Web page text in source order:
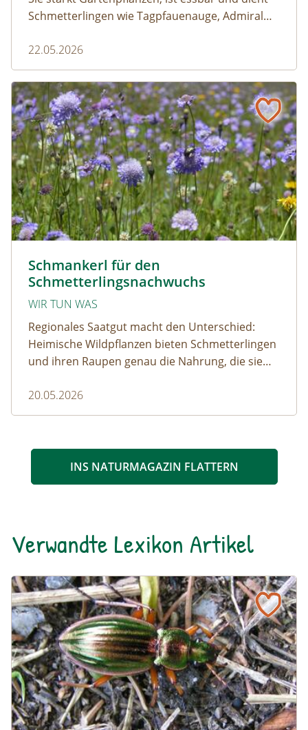
Schmetterlingen wie Tagpfauenauge, Admiral
Wer sie im Garten stehen lässt, fördert die
Artenvielfalt.
22.05.2026
Schmankerl für den
Schmetterlingsnachwuchs
WIR TUN WAS
Regionales Saatgut macht den Unterschied:
Heimische Wildpflanzen bieten Schmetterlingen
und ihren Raupen genau die Nahrung, die sie
Lebensräume, die Biodiversität fördern und
regionale Ökosysteme stärken.
20.05.2026
Schmankerl für den Schmetterlingsnachwuchs
INS NATURMAGAZIN FLATTERN
Verwandte Lexikon Artikel
Goldlaufkäfer
Naturlexikon: Goldlaufkäfer